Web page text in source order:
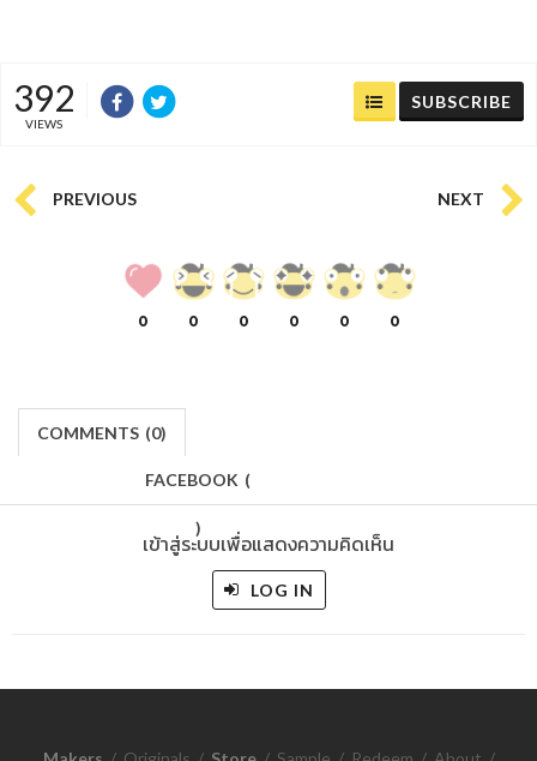
392
VIEWS
SUBSCRIBE
PREVIOUS NEXT
0 0 0 0 0 0
COMMENTS (0)
FACEBOOK (
)
เข้าสู่ระบบเพื่อแสดงความคิดเห็น
LOG IN